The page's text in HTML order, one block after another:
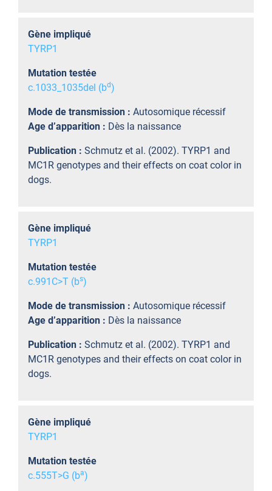
Gène impliqué
TYRP1
Mutation testée
c.1033_1035del (bd)
Mode de transmission : Autosomique récessif
Age d’apparition : Dès la naissance
Publication : Schmutz et al. (2002). TYRP1 and
MC1R genotypes and their effects on coat color in
dogs.
Gène impliqué
TYRP1
Mutation testée
c.991C>T (bs)
Mode de transmission : Autosomique récessif
Age d’apparition : Dès la naissance
Publication : Schmutz et al. (2002). TYRP1 and
MC1R genotypes and their effects on coat color in
dogs.
Gène impliqué
TYRP1
Mutation testée
c.555T>G (ba)